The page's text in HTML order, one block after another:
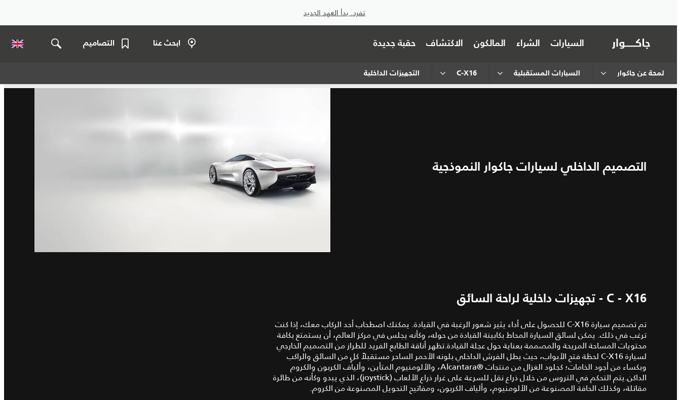
تفرد. بدأ العهد الجديد
السيارات الشراء المالكون الاكتشاف حقبة جديدة ابحث عنا التصاميم
لمحة عن جاكوار السيارات المستقبلية C-X16 التجهيزات الداخلية
التصميم الداخلي لسيارات جاكوار النموذجية
C - X16 - تجهيزات داخلية لراحة السائق
تم تصميم سيارة C-X16 للحصول على أداء يثير شعور الرغبة في القيادة. يمكنك اصطحاب أحد الركاب معك، إذا كنت
ترغب في ذلك. يمكن لسائق السيارة المحاط بكابينة القيادة من حوله، وكأنه يجلس في مركز العالم، أن يستمتع بكافة
محتويات المساحة المريحة والمصممة بعناية حول عجلة القيادة.تظهر أناقة الطابع الفريد للطراز من التصميم الخارجي
لسيارة C-X16 لحظة فتح الأبواب، حيث يطل الفرش الداخلي بلونه الأحمر الساحر مستقبلاً كلٍ من السائق والراكب
وبكساء من أجود الخامات؛ كجلود الغزال من منتجات Alcantara®‎، والألومنيوم المتأين، وألياف الكربون والكروم
الداكن.يتم التحكم في التروس من خلال ذراع نقل للسرعة على غرار ذراع الألعاب (joystick)، الذي يبدو وكأنه من طائرة
مقاتلة، وكذلك الحافة المصنوعة من الألومنيوم، وألياف الكربون، ومفاتيح التحويل المصنوعة من الكروم.